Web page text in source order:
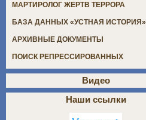
МАРТИРОЛОГ ЖЕРТВ ТЕРРОРА
БАЗА ДАННЫХ «УСТНАЯ ИСТОРИЯ»
АРХИВНЫЕ ДОКУМЕНТЫ
ПОИСК РЕПРЕССИРОВАННЫХ
Видео
Наши ссылки